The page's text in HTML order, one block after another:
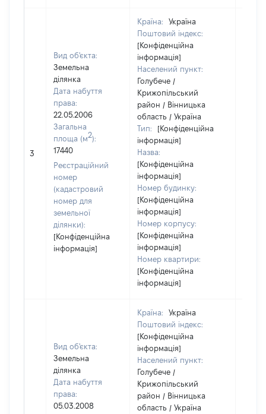
3
Вид об'єкта:
Земельна
ділянка
Дата набуття
права:
22.05.2006
Загальна
площа (м2):
17440
Реєстраційний
номер
(кадастровий
номер для
земельної
ділянки):
[Конфіденційна
інформація]
Країна:
Україна
Поштовий індекс:
[Конфіденційна
інформація]
Населений пункт:
Голубече /
Крижопільський
район / Вінницька
область / Україна
Тип:
[Конфіденційна
інформація]
Назва:
[Конфіденційна
інформація]
Номер будинку:
[Конфіденційна
інформація]
Номер корпусу:
[Конфіденційна
інформація]
Номер квартири:
[Конфіденційна
інформація]
Вид об'єкта:
Земельна
ділянка
Дата набуття
права:
05.03.2008
Країна:
Україна
Поштовий індекс:
[Конфіденційна
інформація]
Населений пункт:
Голубече /
Крижопільський
район / Вінницька
область / Україна